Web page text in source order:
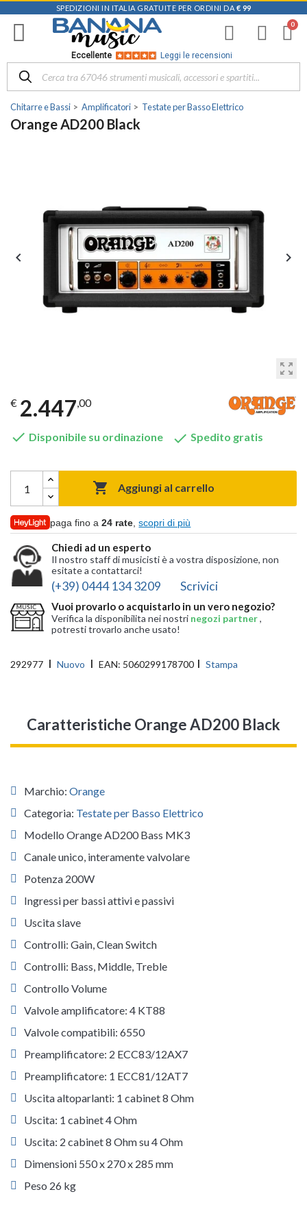
SPEDIZIONI IN ITALIA GRATUITE PER ORDINI DA € 99
Eccellente Leggi le recensioni
Chitarre e Bassi Amplificatori Testate per Basso Elettrico
Orange AD200 Black
zoom_out_map
 
€ 2.447,00
 Disponibile su ordinazione  Spedito gratis
 Aggiungi al carrello
paga fino a24 rate ,scopri di più
Chiedi ad un esperto
Il nostro staff di musicisti è a vostra disposizione, non
esitate a contattarci!
(+39) 0444 134 3209 Scrivici
Vuoi provarlo o acquistarlo in un vero negozio?
Verifica la disponibilita nei nostri negozi partner,
potresti trovarlo anche usato!
292977 Nuovo EAN: 5060299178700 Stampa
Caratteristiche Orange AD200 Black
Marchio: Orange
Categoria: Testate per Basso Elettrico
Modello Orange AD200 Bass MK3
Canale unico, interamente valvolare
Potenza 200W
Ingressi per bassi attivi e passivi
Uscita slave
Controlli: Gain, Clean Switch
Controlli: Bass, Middle, Treble
Controllo Volume
Valvole amplificatore: 4 KT88
Valvole compatibili: 6550
Preamplificatore: 2 ECC83/12AX7
Preamplificatore: 1 ECC81/12AT7
Uscita altoparlanti: 1 cabinet 8 Ohm
Uscita: 1 cabinet 4 Ohm
Uscita: 2 cabinet 8 Ohm su 4 Ohm
Dimensioni 550 x 270 x 285 mm
Peso 26 kg